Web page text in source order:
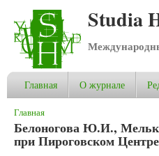
Studia
Главная О журнале
Вы здесь
Главная
Белоногова Ю.И.,
при Пироговском Центре